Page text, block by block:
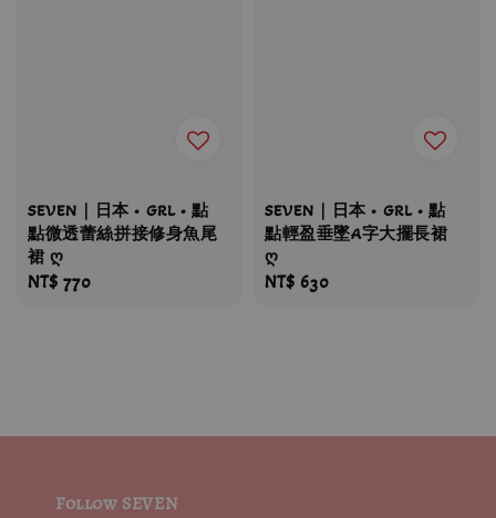
SEVEN｜日本 • GRL • 點
點微透蕾絲拼接修身魚尾
裙 ღ
Regular
NT$ 770
SEVEN｜日本 • GRL • 點
點輕盈垂墜A字大擺長裙
ღ
Regular
NT$ 630
Follow SEVEN